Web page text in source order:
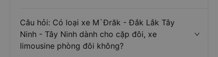
Câu hỏi: Có loại xe M`Đrăk - Đắk Lắk Tây
Ninh - Tây Ninh dành cho cặp đôi, xe
limousine phòng đôi không?